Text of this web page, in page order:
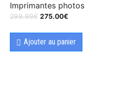
Imprimantes photos
299.99€ 275.00€
Ajouter au panier